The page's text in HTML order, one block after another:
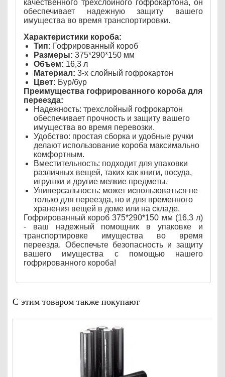
качественного трехслойного гофрокартона, он
обеспечивает надежную защиту вашего
имущества во время транспортировки.
Характеристики короба:
Тип: Гофрированный короб
Размеры: 375*290*150 мм
Объем: 16,3 л
Материал: 3-х слойный гофрокартон
Цвет: Бур/бур
Преимущества гофрированного короба для
переезда:
Надежность: трехслойный гофрокартон
обеспечивает прочность и защиту вашего
имущества во время перевозки.
Удобство: простая сборка и удобные ручки
делают использование короба максимально
комфортным.
Вместительность: подходит для упаковки
различных вещей, таких как книги, посуда,
игрушки и другие мелкие предметы.
Универсальность: может использоваться не
только для переезда, но и для временного
хранения вещей в доме или на складе.
Гофрированный короб 375*290*150 мм (16,3 л)
- ваш надежный помощник в упаковке и
транспортировке имущества во время
переезда. Обеспечьте безопасность и защиту
вашего имущества с помощью нашего
гофрированного короба!
С этим товаром также покупают